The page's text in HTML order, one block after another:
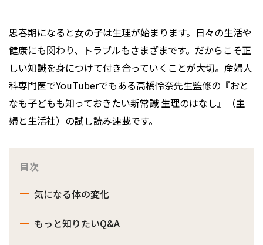
思春期になると女の子は生理が始まります。日々の生活や
健康にも関わり、トラブルもさまざまです。だからこそ正
しい知識を身につけて付き合っていくことが大切。産婦人
科専門医でYouTuberでもある高橋怜奈先生監修の『おと
なも子どもも知っておきたい新常識 生理のはなし』（主
婦と生活社）の試し読み連載です。
目次
気になる体の変化
もっと知りたいQ&A